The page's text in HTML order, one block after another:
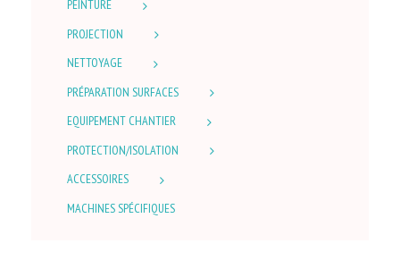
PEINTURE
PROJECTION
NETTOYAGE
PRÉPARATION SURFACES
EQUIPEMENT CHANTIER
PROTECTION/ISOLATION
ACCESSOIRES
MACHINES SPÉCIFIQUES